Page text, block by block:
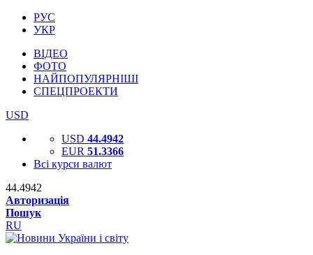
РУС
УКР
ВІДЕО
ФОТО
НАЙПОПУЛЯРНІШІ
СПЕЦПРОЕКТИ
USD
USD 44.4942
EUR 51.3366
Всі курси валют
44.4942
Авторизація
Пошук
RU